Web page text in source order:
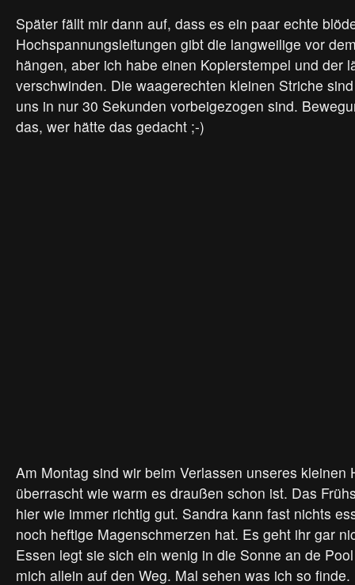
Später fällt mir dann auf, dass es ein paar echte
Hochspannungsleitungen gibt die langweilige vor
hängen, aber ich habe einen Kopierstempel und der
verschwinden. Die waagerechten kleinen Striche
uns in nur 30 Sekunden vorbeigezogen sind.
das, wer hätte das gedacht ;-)
Am Montag sind wir beim Verlassen unseres kleinen
überrascht wie warm es draußen schon ist. Das
hier wie immer richtig gut. Sandra kann fast nichts
noch heftige Magenschmerzen hat. Es geht ihr gar
Essen legt sie sich ein wenig in die Sonne an de
mich allein auf den Weg. Mal sehen was ich so finde.